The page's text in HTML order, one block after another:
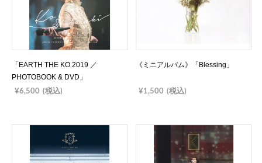
「EARTH THE KO 2019 ／
PHOTOBOOK & DVD」
¥6,500 (税込)
《ミニアルバム》「Blessing」
¥1,500 (税込)